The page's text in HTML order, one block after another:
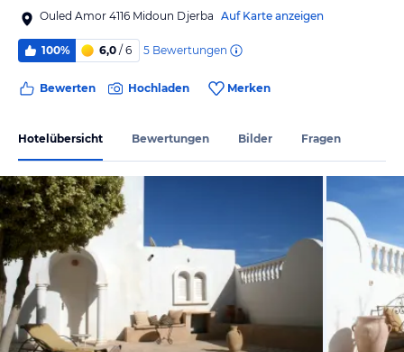
Ouled Amor 4116 Midoun Djerba Auf Karte anzeigen
100% 6,0 / 6 5 Bewertungen
Bewerten Hochladen Merken
Hotelübersicht Bewertungen Bilder Fragen
vom